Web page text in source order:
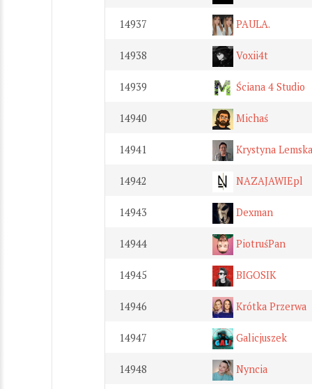
14937 PAULA.
14938 Voxii4t
14939 Ściana 4 Studio
14940 Michaś
14941 Krystyna Lemska
14942 NAZAJAWIEpl
14943 Dexman
14944 PiotruśPan
14945 BIGOSIK
14946 Krótka Przerwa
14947 Galicjuszek
14948 Nyncia